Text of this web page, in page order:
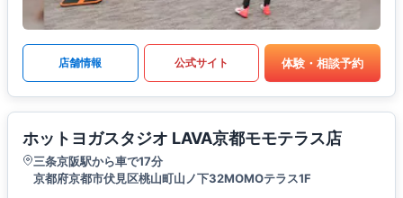
店舗情報 公式サイト 体験・相談予約
ホットヨガスタジオ LAVA京都モモテラス店
三条京阪駅から車で17分
京都府京都市伏見区桃山町山ノ下32MOMOテラス1F